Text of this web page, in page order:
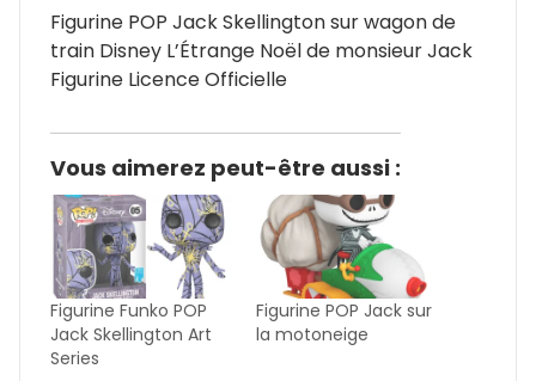
Figurine POP Jack Skellington sur wagon de
train Disney L’Étrange Noël de monsieur Jack
Figurine Licence Officielle
Vous aimerez peut-être aussi :
Figurine Funko POP
Jack Skellington Art
Series
Figurine POP Jack sur
la motoneige